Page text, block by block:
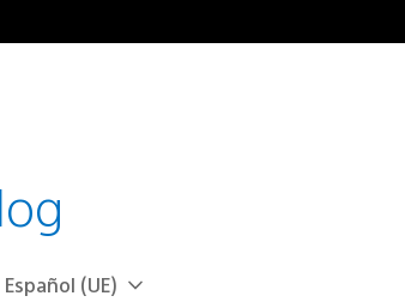
Selecciona
Región
Español (UE)